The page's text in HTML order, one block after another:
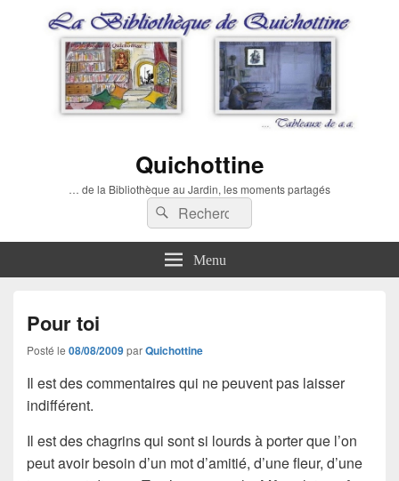
Quichottine
… de la Bibliothèque au Jardin, les moments partagés
Recherche :
Rechercher
Menu
Pour toi
Posté le 08/08/2009parQuichottine
Il est des commentaires qui ne peuvent pas laisser
indifférent.
Il est des chagrins qui sont si lourds à porter que l’on
peut avoir besoin d’un mot d’amitié, d’une fleur, d’une